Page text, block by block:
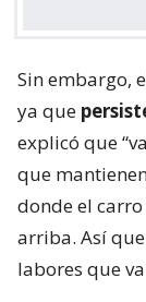
Sin embargo,
ya que
explicó que
que
donde el
arriba. Así
labores que